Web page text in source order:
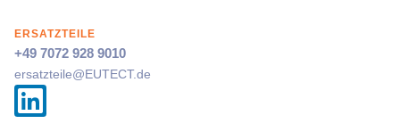
ERSATZTEILE
+49 7072 928 9010
ersatzteile@EUTECT.de